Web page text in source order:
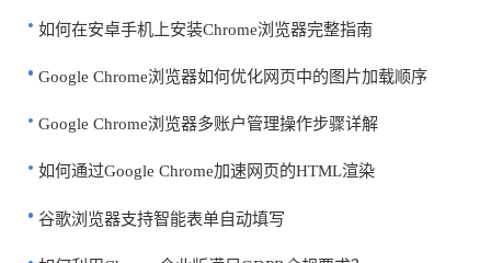
如何在安卓手机上安装Chrome浏览器完整指南
Google Chrome浏览器如何优化网页中的图片加载顺序
Google Chrome浏览器多账户管理操作步骤详解
如何通过Google Chrome加速网页的HTML渲染
谷歌浏览器支持智能表单自动填写